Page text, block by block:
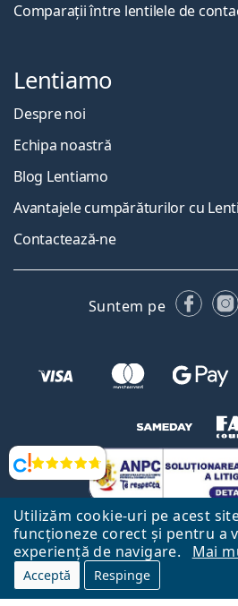
Utilizăm cookie-uri pe acest
funcționeze corect și pentru a
experiență de navigare.
Mai
Acceptă Respinge
Opinii
Comparații între lentilele de
Lentiamo
Despre noi
Echipa noastră
Blog Lentiamo
Avantajele cumpărăturilor cu
Contactează-ne
Suntem pe
Către Pagina Principală